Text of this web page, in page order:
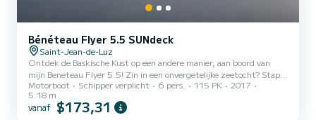
Bénéteau Flyer 5.5 SUNdeck
Saint-Jean-de-Luz
Ontdek de Baskische Kust op een andere manier, aan boord van
mijn Beneteau Flyer 5.5! Zin in een onvergetelijke zeetocht? Stap
aan boord van mijn Beneteau Flyer 5.5 met schipper (mezelf), een
gepassioneerde zeiler en kenner van de Baskische kust. Op het
programma, afhankelijk van je wensen: -️ Een wandeling langs de
Motorboot Schipper verplicht 6 pers. 115 PK
2017
5.18 m
vanaf $173,31